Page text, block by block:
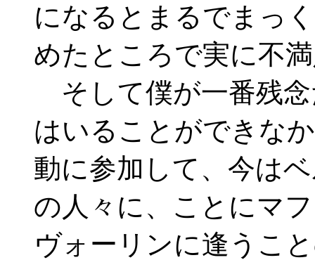
になるとまるでまっ
めたところで実に不
そして僕が一番残
はいることができな
動に参加して、今は
の人々に、ことにマ
ヴォーリンに逢うこ